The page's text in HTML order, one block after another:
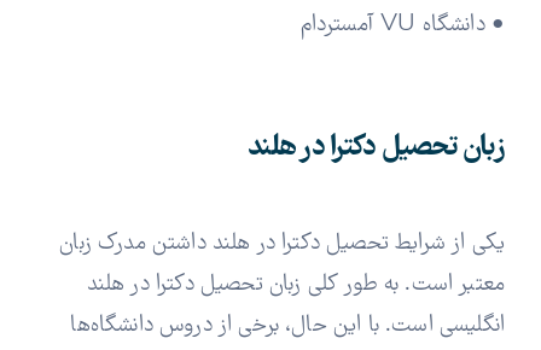
• دانشگاه VU آمستردام
زبان تحصیل دکترا در هلند
یکی از شرایط تحصیل دکترا در هلند داشتن مدرک زبان
معتبر است. به طور کلی زبان تحصیل دکترا در هلند
انگلیسی است. با این حال، برخی از دروس دانشگاه‌ها